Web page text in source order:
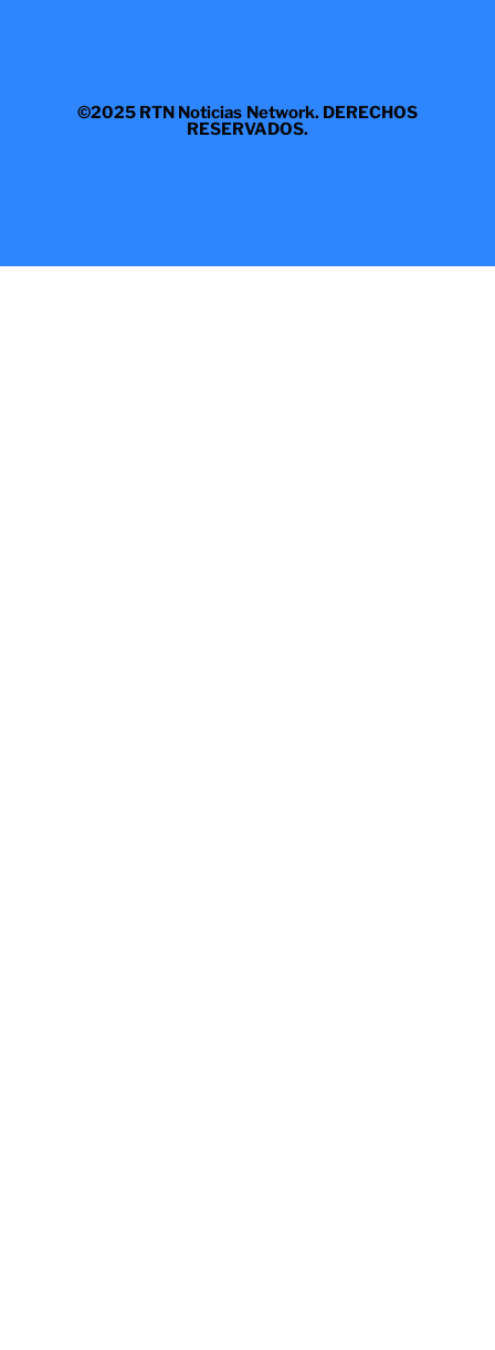
©2025 RTN Noticias Network. DERECHOS
RESERVADOS.